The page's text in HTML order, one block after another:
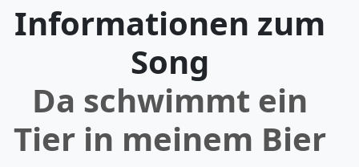
Informationen zum
Song
Da schwimmt ein
Tier in meinem Bier